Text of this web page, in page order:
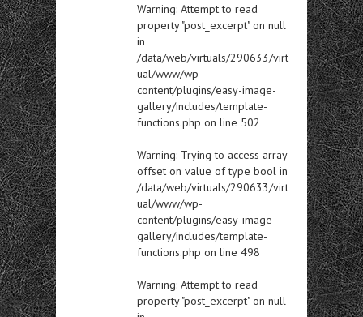
Warning: Attempt to read
property "post_excerpt" on null
in
/data/web/virtuals/290633/virt
ual/www/wp-
content/plugins/easy-image-
gallery/includes/template-
functions.php on line 502
Warning: Trying to access array
offset on value of type bool in
/data/web/virtuals/290633/virt
ual/www/wp-
content/plugins/easy-image-
gallery/includes/template-
functions.php on line 498
Warning: Attempt to read
property "post_excerpt" on null